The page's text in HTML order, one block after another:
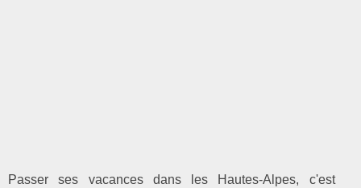
Passer ses vacances dans les Hautes-Alpes, c'est